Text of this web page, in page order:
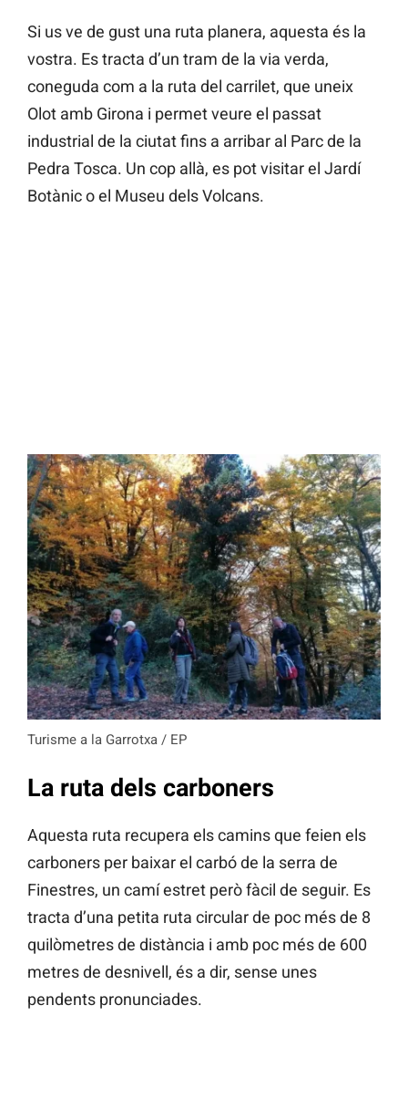
Si us ve de gust una ruta planera, aquesta és la
vostra. Es tracta d’un tram de la via verda,
coneguda com a la ruta del carrilet, que uneix
Olot amb Girona i permet veure el passat
industrial de la ciutat fins a arribar al Parc de la
Pedra Tosca. Un cop allà, es pot visitar el Jardí
Botànic o el Museu dels Volcans.
Turisme a la Garrotxa / EP
La ruta dels carboners
Aquesta ruta recupera els camins que feien els
carboners per baixar el carbó de la serra de
Finestres, un camí estret però fàcil de seguir. Es
tracta d’una petita ruta circular de poc més de 8
quilòmetres de distància i amb poc més de 600
metres de desnivell, és a dir, sense unes
pendents pronunciades.